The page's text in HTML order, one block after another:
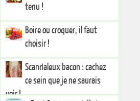
tenu !
Boire ou croquer, il faut
choisir !
Scandaleux bacon : cachez
ce sein que je ne saurais
voir !